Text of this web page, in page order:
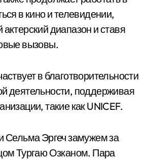
в кино и телевидении,
диапазон и ставя
вызовы.
в благотворительности
деятельности, поддерживая
такие как UNICEF.
Сельма Эргеч замужем за
Тургаю Озканом. Пара